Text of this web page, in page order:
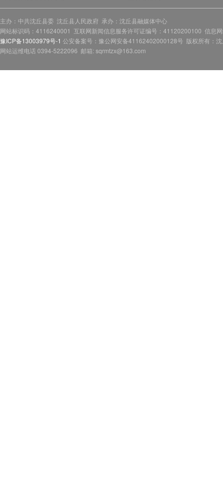
处罚/强制信息
处罚/强制的依据、条件、程序
财政预决算
主办：中共沈丘县委 沈丘县人民政府 承办：沈丘县融媒体中心
网站标识码：4116240001 互联网新闻信息服务许可证编号：41120200100 信息
豫ICP备13003979号-1 公安备案号：豫公网安备41162402000128号 版权所有：
网站运维电话 0394-5222096 邮箱: sqrmtzx@163.com